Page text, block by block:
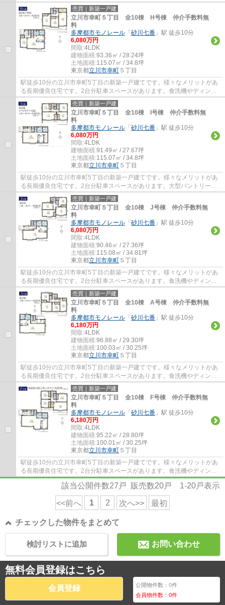
ルキー等、設備も充実しています。立川市で...
売買｜新築一戸建
立川市幸町５丁目 全10棟 H号棟 仲介手数料無
料
多摩都市モノレール 「 砂川七番 」駅 徒歩10分
6,080万円
間取:4LDK
建物面積:93.36㎡ / 28.24坪
土地面積:115.07㎡ / 34.8坪
東京都立川市幸町 ５丁目
駅徒歩10分の立川市幸町5丁目の新築一戸建てです。様々なメリットがあ
る長期優良住宅です。2台分駐車スペースがあります。食洗機やディンプ
ルキー等、設備も充実しています。立川市で...
売買｜新築一戸建
立川市幸町５丁目 全10棟 I号棟 仲介手数料無
料
多摩都市モノレール 「 砂川七番 」駅 徒歩10分
6,080万円
間取:4LDK
建物面積:91.49㎡ / 27.67坪
土地面積:115.07㎡ / 34.8坪
東京都立川市幸町 ５丁目
駅徒歩10分の立川市幸町5丁目の新築一戸建てです。様々なメリットがあ
る長期優良住宅です。2台分駐車スペースがあります。大型パントリーが
あるので食品の収納に便利です。食洗機やデ...
売買｜新築一戸建
立川市幸町５丁目 全10棟 J号棟 仲介手数料無
料
多摩都市モノレール 「 砂川七番 」駅 徒歩10分
6,080万円
間取:4LDK
建物面積:90.46㎡ / 27.36坪
土地面積:115.08㎡ / 34.81坪
東京都立川市幸町 ５丁目
駅徒歩10分の立川市幸町5丁目の新築一戸建てです。様々なメリットがあ
る長期優良住宅です。2台分駐車スペースがあります。食洗機やディンプ
ルキー等、設備も充実しています。立川市で...
売買｜新築一戸建
立川市幸町５丁目 全10棟 A号棟 仲介手数料無
料
多摩都市モノレール 「 砂川七番 」駅 徒歩10分
6,180万円
間取:4LDK
建物面積:96.88㎡ / 29.30坪
土地面積:100.03㎡ / 30.25坪
東京都立川市幸町 ５丁目
駅徒歩10分の立川市幸町5丁目の新築一戸建てです。様々なメリットがあ
る長期優良住宅です。2台分駐車スペースがあります。食洗機やディンプ
ルキー等、設備も充実しています。立川市で...
売買｜新築一戸建
立川市幸町５丁目 全10棟 F号棟 仲介手数料無
料
多摩都市モノレール 「 砂川七番 」駅 徒歩10分
6,180万円
間取:4LDK
建物面積:95.22㎡ / 28.80坪
土地面積:100.01㎡ / 30.25坪
東京都立川市幸町 ５丁目
駅徒歩10分の立川市幸町5丁目の新築一戸建てです。様々なメリットがあ
る長期優良住宅です。2台分駐車スペースがあります。食洗機やディンプ
ルキー等、設備も充実しています。立川市で...
該当公開件数27 戸 販売数20戸 1-20戸表示
<<前へ 1 2 次へ>> 最初
チェックした物件をまとめて
お問い合わせ
検討リストに追加
無料会員登録はこちら
会員登録 公開物件数：0件
会員物件数：0件